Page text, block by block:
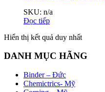
SKU: n/a
Đọc tiếp
Hiển thị kết quả duy nhất
DANH MỤC HÃNG
Binder – Đức
Chemictrics- Mỹ